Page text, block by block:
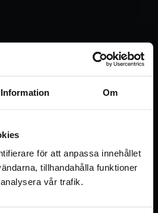
Information Om
för att anpassa innehållet
tillhandahålla funktioner
vår trafik.
mm